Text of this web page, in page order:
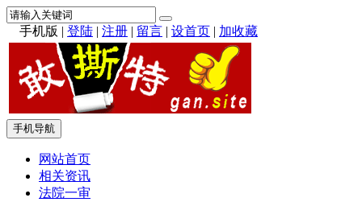
手机版 | 登陆 | 注册 | 留言 | 设首页 | 加收藏
手机导航
网站首页
相关资讯
法院一审